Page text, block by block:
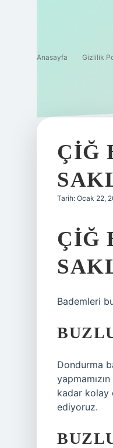
Anasayfa Gizlilik
ÇIĞ
Tarih: Ocak 22,
ÇIĞ
Bademleri
Dondurma
kadar kolay
ediyoruz.